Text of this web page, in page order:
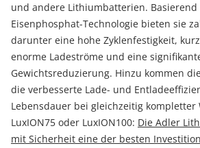
und andere Lithiumbatterien.
Eisenphosphat-Technologie bieten sie
darunter eine hohe Zyklenfestigkeit,
enorme Ladeströme und eine
Gewichtsreduzierung. Hinzu kommen
die verbesserte Lade- und
Lebensdauer bei gleichzeitig
LuxION75 oder LuxION100: Die Adler
mit Sicherheit eine der besten